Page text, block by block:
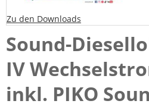
Zu den Downloads
Sound-
IV
inkl. PIKO